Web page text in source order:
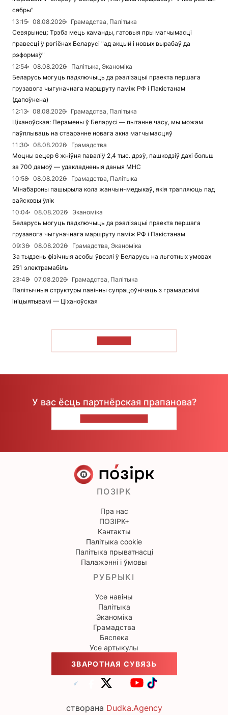
сябры"
13:15
08.08.2026
Грамадства, Палітыка
Севярынец: Трэба мець каманды, гатовыя пры магчымасці
правесці ў рэгіёнах Беларусі "ад акцый і новых вырабаў да
рэформаў"
12:54
08.08.2026
Палітыка, Эканоміка
Беларусь могуць падключыць да рэалізацыі праекта першага
грузавога чыгуначнага маршруту паміж РФ і Пакістанам
(дапоўнена)
12:13
08.08.2026
Грамадства, Палітыка
Ціханоўская: Перамены ў Беларусі — пытанне часу, мы можам
паўплываць на стварэнне новага акна магчымасцяў
11:30
08.08.2026
Грамадства
Моцны вецер 6 жніўня паваліў 2,4 тыс. дрэў, пашкодзіў дахі больш
за 700 дамоў — удакладненыя даныя МНС
10:58
08.08.2026
Грамадства, Палітыка
Мінабароны пашырыла кола жанчын-медыкаў, якія трапляюць пад
вайсковы ўлік
10:04
08.08.2026
Эканоміка
Беларусь могуць падключыць да рэалізацыі праекта першага
грузавога чыгуначнага маршруту паміж РФ і Пакістанам
09:36
08.08.2026
Грамадства, Эканоміка
За тыдзень фізічныя асобы ўвезлі ў Беларусь на льготных умовах
251 электрамабіль
23:48
07.08.2026
Грамадства, Палітыка
Палітычныя структуры павінны супрацоўнічаць з грамадскімі
ініцыятывамі — Ціханоўская
У вас ёсць партнёрская прапанова?
ПОЗІРК
Пра нас
ПОЗІРК+
Кантакты
Палітыка cookie
Палітыка прыватнасці
Палажэнні і ўмовы
РУБРЫКІ
Усе навіны
Палітыка
Эканоміка
Грамадства
Бяспека
Усе артыкулы
ЗВАРОТНАЯ СУВЯЗЬ
створана Dudka.Agency